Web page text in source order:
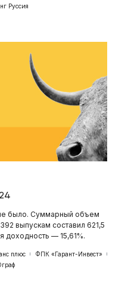
Руссия
было. Суммарный объем
выпускам составил 621,5
доходность — 15,61%.
плюс
ФПК «Гарант-Инвест»